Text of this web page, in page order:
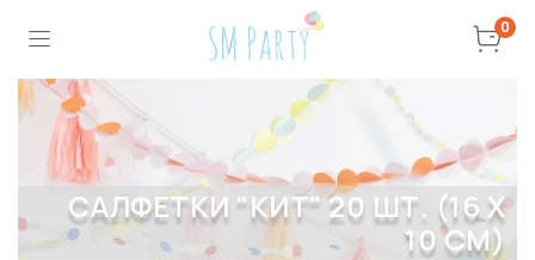
0
САЛФЕТКИ "КИТ" 20 ШТ. (16 Х
10 СМ)